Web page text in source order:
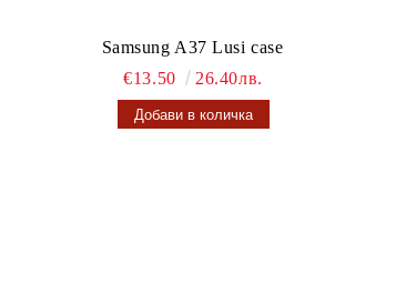
Samsung A37 Lusi case
€13.50
26.40лв.